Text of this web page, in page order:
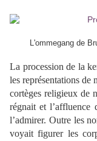
L'ommegang de
La procession de la
les représentations de
cortèges religieux de
régnait et l’affluence
l’admirer. Outre les
voyait figurer les